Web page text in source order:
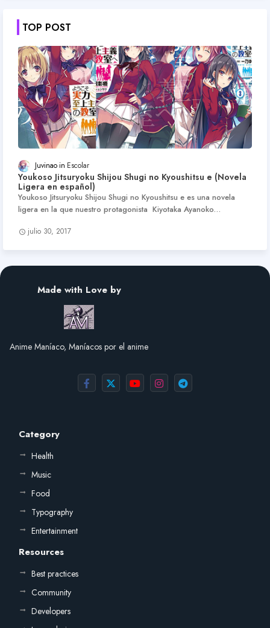
TOP POST
Juvinao Escolar
Youkoso Jitsuryoku Shijou Shugi no Kyoushitsu e (Novela
Ligera en español)
Youkoso Jitsuryoku Shijou Shugi no Kyoushitsu e es una novela
ligera en la que nuestro protagonista Kiyotaka Ayanoko…
julio 30, 2017
Made with Love by
Anime Maníaco, Maníacos por el anime
Category
Health
Music
Food
Typography
Entertainment
Resources
Best practices
Community
Developers